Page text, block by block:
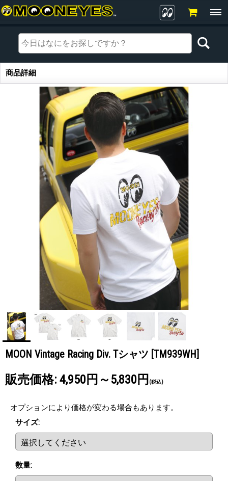
商品詳細
商品詳細
MOON Vintage Racing Div. Tシャツ [TM939WH]
販売価格: 4,950円～5,830円 (税込)
オプションにより価格が変わる場合もあります。
サイズ:
数量: